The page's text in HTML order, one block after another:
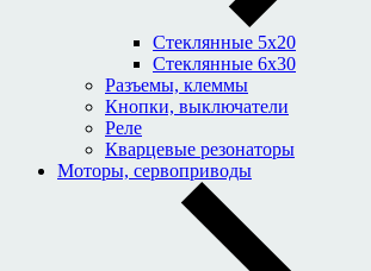
Стеклянные 5x20
Стеклянные 6x30
Разъемы, клеммы
Кнопки, выключатели
Реле
Кварцевые резонаторы
Моторы, сервоприводы